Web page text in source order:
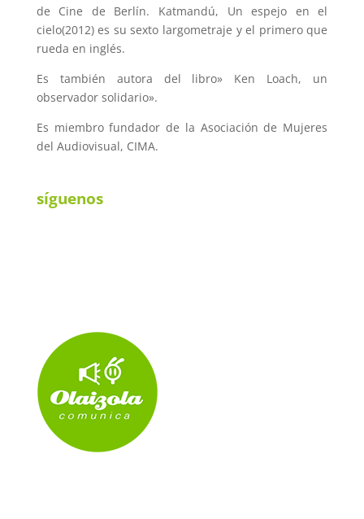
de Cine de Berlín. Katmandú, Un espejo en el
cielo(2012) es su sexto largometraje y el primero que
rueda en inglés.
Es también autora del libro» Ken Loach, un
observador solidario».
Es miembro fundador de la Asociación de Mujeres
del Audiovisual, CIMA.
síguenos